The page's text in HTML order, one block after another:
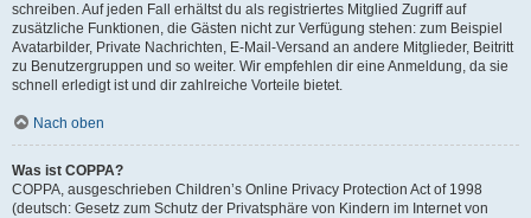
schreiben. Auf jeden Fall erhältst du als registriertes Mitglied Zugriff auf
zusätzliche Funktionen, die Gästen nicht zur Verfügung stehen: zum Beispiel
Avatarbilder, Private Nachrichten, E-Mail-Versand an andere Mitglieder, Beitritt
zu Benutzergruppen und so weiter. Wir empfehlen dir eine Anmeldung, da sie
schnell erledigt ist und dir zahlreiche Vorteile bietet.
Nach oben
Was ist COPPA?
COPPA, ausgeschrieben Children’s Online Privacy Protection Act of 1998
(deutsch: Gesetz zum Schutz der Privatsphäre von Kindern im Internet von